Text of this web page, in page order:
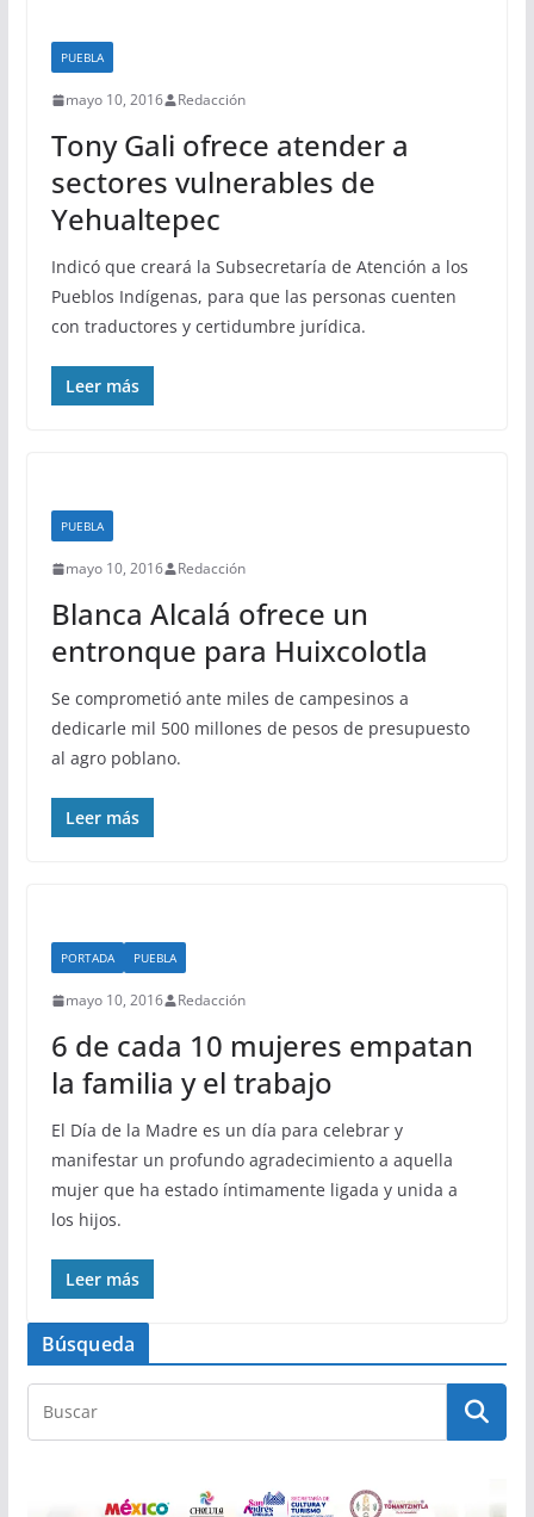
PUEBLA
mayo 10, 2016 Redacción
Tony Gali ofrece atender a
sectores vulnerables de
Yehualtepec
Indicó que creará la Subsecretaría de Atención a los
Pueblos Indígenas, para que las personas cuenten
con traductores y certidumbre jurídica.
Leer más
PUEBLA
mayo 10, 2016 Redacción
Blanca Alcalá ofrece un
entronque para Huixcolotla
Se comprometió ante miles de campesinos a
dedicarle mil 500 millones de pesos de presupuesto
al agro poblano.
Leer más
PORTADA PUEBLA
mayo 10, 2016 Redacción
6 de cada 10 mujeres empatan
la familia y el trabajo
El Día de la Madre es un día para celebrar y
manifestar un profundo agradecimiento a aquella
mujer que ha estado íntimamente ligada y unida a
los hijos.
Leer más
Búsqueda